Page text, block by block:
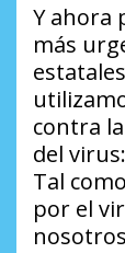
Y ahora
más
contra
del
Tal
por el